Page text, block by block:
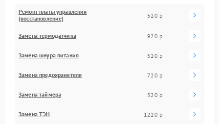
Ремонт платы управления
(восстановление)
520 р
Замена термодатчика 920 р
Замена шнура питания 520 р
Замена предохранителя 720 р
Замена таймера 520 р
Замена ТЭН 1220 р